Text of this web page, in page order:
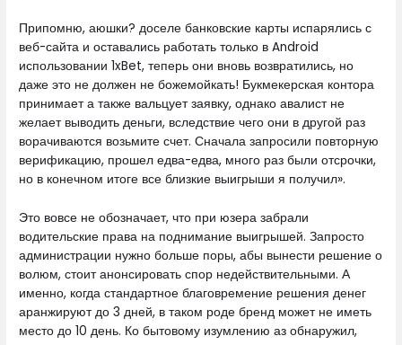
Припомню, аюшки? доселе банковские карты испарялись с
веб-сайта и оставались работать только в Android
использовании 1xBet, теперь они вновь возвратились, но
даже это не должен не божемойкать! Букмекерская контора
принимает а также вальцует заявку, однако авалист не
желает выводить деньги, вследствие чего они в другой раз
ворачиваются возьмите счет. Сначала запросили повторную
верификацию, прошел едва-едва, много раз были отсрочки,
но в конечном итоге все близкие выигрыши я получил».
Это вовсе не обозначает, что при юзера забрали
водительские права на поднимание выигрышей. Запросто
администрации нужно больше поры, абы вынести решение о
волюм, стоит анонсировать спор недействительными. А
именно, когда стандартное благовремение решения денег
аранжируют до 3 дней, в таком роде бренд может не иметь
место до 10 день. Ко бытовому изумлению аз обнаружил,